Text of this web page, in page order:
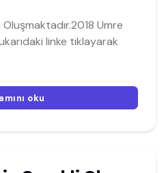
Umre
linke tıklayarak
oku